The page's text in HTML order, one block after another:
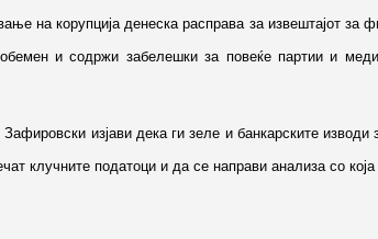
на корупција денеска расправа за извештајот
и содржи забелешки за повеќе партии и
изјави дека ги зеле и банкарските
клучните податоци и да се направи анализа со